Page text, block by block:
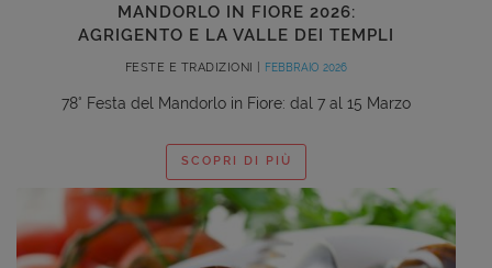
MANDORLO IN FIORE 2026:
AGRIGENTO E LA VALLE DEI TEMPLI
FESTE E TRADIZIONI | FEBBRAIO 2026
78° Festa del Mandorlo in Fiore: dal 7 al 15 Marzo
SCOPRI DI PIÙ